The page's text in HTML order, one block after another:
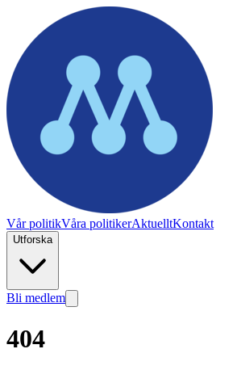
Vår politikVåra politikerAktuelltKontakt
Utforska
Bli medlem
404